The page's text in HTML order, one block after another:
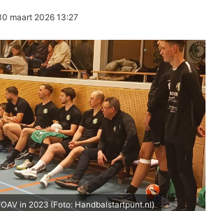
maart 2026 13:27
in 2023 (Foto: Handbalstartpunt.nl)